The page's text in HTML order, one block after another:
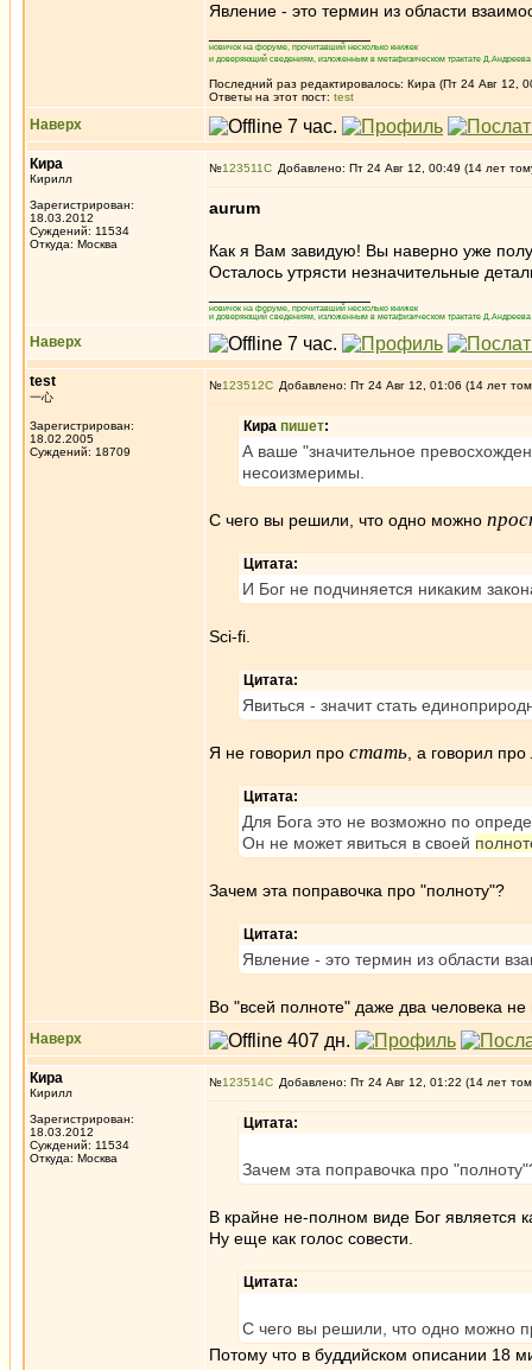
Явление - это термин из области
новичок на форуме, прочитавший несколько книжек
и доверяющий сведениям, изложенным в метафизическом трактате
Последний раз редактировалось: Кира (Пт 24 Авг 12,
Ответы на этот пост: test
Наверх
Кира
Кирилл
Зарегистрирован:
18.03.2012
Суждений: 11534
Откуда: Москва
№123511 Добавлено: Пт 24 Авг 12, 00:49 (14 лет
aurum
Как я Вам завидую! Вы наверно уже
Осталось утрясти незначительные
новичок на форуме, прочитавший несколько книжек
и доверяющий сведениям, изложенным в метафизическом трактате
Наверх
test
一心
Зарегистрирован:
18.02.2005
Суждений: 18709
№123512 Добавлено: Пт 24 Авг 12, 01:06 (14 лет
Кира пишет:
А ваше "значительное
несоизмеримы.
С чего вы решили, что одно можно
Цитата:
И Бог не подчиняется никаким
Sci-fi.
Цитата:
Явиться - значит стать
Я не говорил про стать , а говорил про
Цитата:
Для Бога это не возможно по
Он не может явиться в своей
Зачем эта поправочка про "полноту"?
Цитата:
Явление - это термин из области
Во "всей полноте" даже два человека не
Наверх
Кира
Кирилл
Зарегистрирован:
18.03.2012
Суждений: 11534
Откуда: Москва
№123514 Добавлено: Пт 24 Авг 12, 01:22 (14 лет
Цитата:
Зачем эта поправочка про
В крайне не-полном виде Бог является
Ну еще как голос совести.
Цитата:
С чего вы решили, что одно можно
Потому что в буддийском описании 18